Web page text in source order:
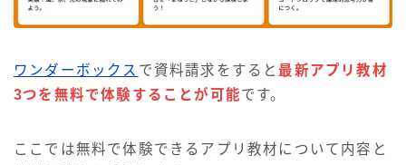
ワンダーボックス で資料請求をすると最新アプリ教材
3つを無料で体験することが可能です。
ここでは無料で体験できるアプリ教材について内容と